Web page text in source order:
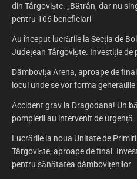
din Târgoviște. „Bătrân, dar nu
pentru 106 beneficiari
Au început lucrările la Secția de
Județean Târgoviște. Investiție de
Dâmbovița Arena, aproape de
locul unde se vor forma
Accident grav la Dragodana! Un
pompierii au intervenit de urgență
Lucrările la noua Unitate de
Târgoviște, aproape de final.
pentru sănătatea dâmbovițenilor